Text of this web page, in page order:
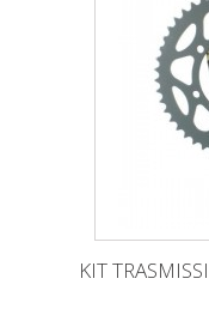
KIT